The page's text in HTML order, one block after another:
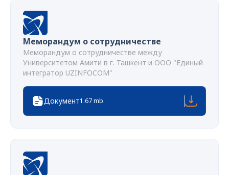
Меморандум о сотрудничестве
Меморандум о сотрудничестве между
Университетом Амити в г. Ташкент и ООО "Единый
интегратор UZINFOCOM"
Документ1.67 mb